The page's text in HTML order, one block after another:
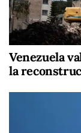
Venezuela
la